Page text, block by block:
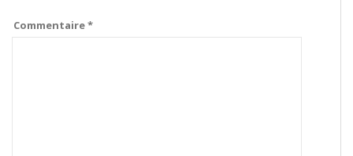
Commentaire*